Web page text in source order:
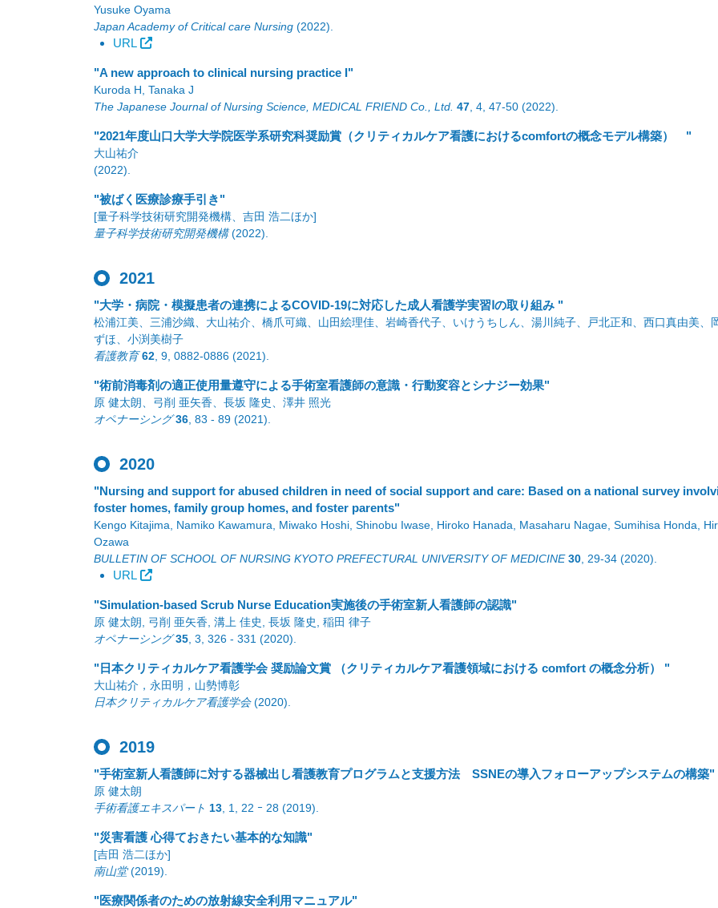
Yusuke Oyama
Japan Academy of Critical care Nursing (2022)
URL
"A new approach to clinical nursing practice I"
Kuroda H, Tanaka J
The Japanese Journal of Nursing Science, MEDICAL FRIEND Co., Ltd. 47 4 47-50 (2022)
"2021年度山口大学大学院医学系研究科奨励賞（クリティカルケア看護におけるcomfortの概念モデル構築） "
大山祐介
(2022)
"被ばく医療診療手引き"
[量子科学技術研究開発機構、吉田 浩二ほか]
量子科学技術研究開発機構 (2022)
2021
"大学・病院・模擬患者の連携によるCOVID-19に対応した成人看護学実習Ⅰの取り組み "
松浦江美、三浦沙織、大山祐介、橋爪可織、山田絵理佳、岩崎香代子、いけうちしん、湯川純子、戸北正和、西口真由美、
ずほ、小渕美樹子
看護教育 62 9 0882-0886 (2021)
"術前消毒剤の適正使用量遵守による手術室看護師の意識・行動変容とシナジー効果"
原 健太朗、弓削 亜矢香、長坂 隆史、澤井 照光
オペナーシング 36 83 - 89 (2021)
2020
"Nursing and support for abused children in need of social support and care: Based on a national survey
foster homes, family group homes, and foster parents"
Kengo Kitajima, Namiko Kawamura, Miwako Hoshi, Shinobu Iwase, Hiroko Hanada, Masaharu Nagae, Sumihisa Honda,
Ozawa
BULLETIN OF SCHOOL OF NURSING KYOTO PREFECTURAL UNIVERSITY OF MEDICINE 30 29-34 (2020)
URL
"Simulation-based Scrub Nurse Education実施後の手術室新人看護師の認識"
原 健太朗, 弓削 亜矢香, 溝上 佳史, 長坂 隆史, 稲田 律子
オペナーシング 35 3 326 - 331 (2020)
"日本クリティカルケア看護学会 奨励論文賞 （クリティカルケア看護領域における comfort の概念分析） "
大山祐介，永田明，山勢博彰
日本クリティカルケア看護学会 (2020)
2019
"手術室新人看護師に対する器械出し看護教育プログラムと支援方法 SSNEの導入フォローアップシステムの構築"
原 健太朗
手術看護エキスパート 13 1 22 ｰ 28 (2019)
"災害看護 心得ておきたい基本的な知識"
[吉田 浩二ほか]
南山堂 (2019)
"医療関係者のための放射線安全利用マニュアル"